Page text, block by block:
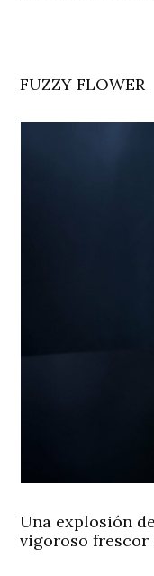
FUZZY FLOWER
Una explosión
vigoroso frescor